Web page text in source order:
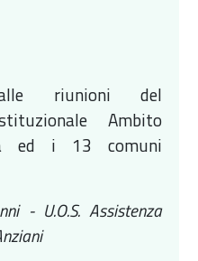
alle riunioni del
Ambito
ed i 13 comuni
- U.O.S. Assistenza